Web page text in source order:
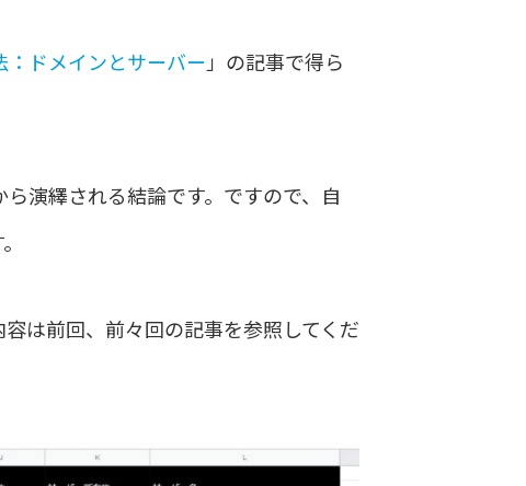
：ドメインとサーバー 」の記事で得ら
演繹される結論です。ですので、自
は前回、前々回の記事を参照してくだ